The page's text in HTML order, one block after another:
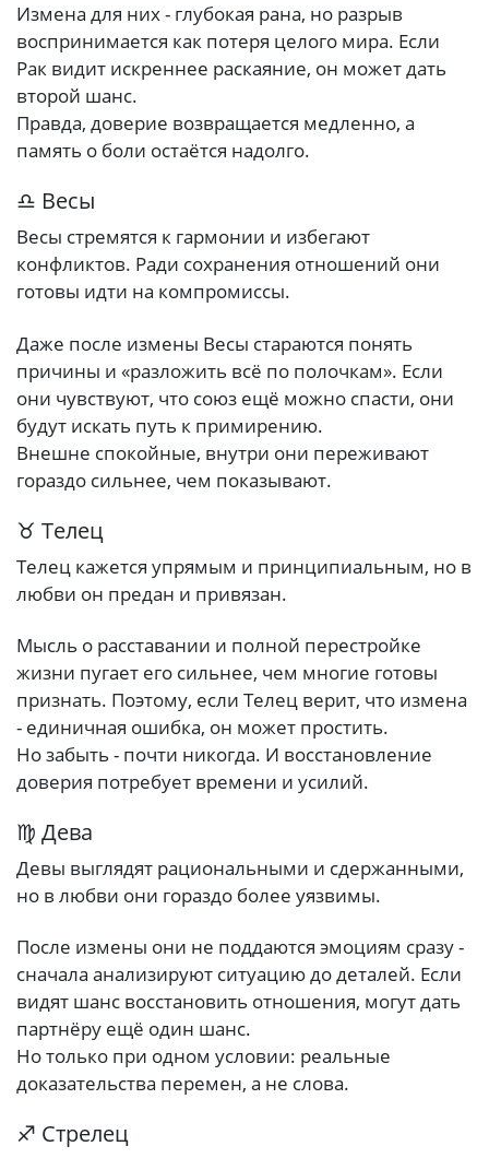
Измена для них - глубокая рана, но разрыв
воспринимается как потеря целого мира. Если
Рак видит искреннее раскаяние, он может дать
второй шанс.
Правда, доверие возвращается медленно, а
память о боли остаётся надолго.
♎ Весы
Весы стремятся к гармонии и избегают
конфликтов. Ради сохранения отношений они
готовы идти на компромиссы.
Даже после измены Весы стараются понять
причины и «разложить всё по полочкам». Если
они чувствуют, что союз ещё можно спасти, они
будут искать путь к примирению.
Внешне спокойные, внутри они переживают
гораздо сильнее, чем показывают.
♉ Телец
Телец кажется упрямым и принципиальным, но в
любви он предан и привязан.
Мысль о расставании и полной перестройке
жизни пугает его сильнее, чем многие готовы
признать. Поэтому, если Телец верит, что измена
- единичная ошибка, он может простить.
Но забыть - почти никогда. И восстановление
доверия потребует времени и усилий.
♍ Дева
Девы выглядят рациональными и сдержанными,
но в любви они гораздо более уязвимы.
После измены они не поддаются эмоциям сразу -
сначала анализируют ситуацию до деталей. Если
видят шанс восстановить отношения, могут дать
партнёру ещё один шанс.
Но только при одном условии: реальные
доказательства перемен, а не слова.
♐ Стрелец